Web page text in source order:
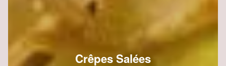
Crêpes Salées